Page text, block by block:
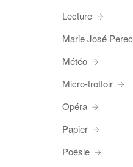
Lecture
Marie José Perec
Météo
Micro-trottoir
Opéra
Papier
Poésie